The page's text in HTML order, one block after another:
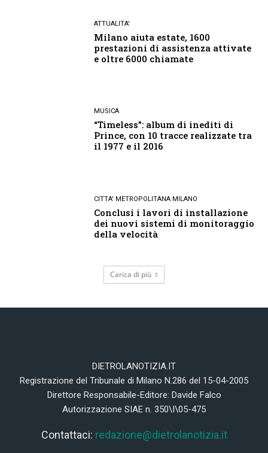
ATTUALITA'
Milano aiuta estate, 1600
prestazioni di assistenza attivate
e oltre 6000 chiamate
MUSICA
“Timeless”: album di inediti di
Prince, con 10 tracce realizzate tra
il 1977 e il 2016
CITTA' METROPOLITANA MILANO
Conclusi i lavori di installazione
dei nuovi sistemi di monitoraggio
della velocità
Carica di più
DIETROLANOTIZIA.IT
Registrazione del Tribunale di Milano N.286 del 15-04-2005
Direttore Responsabile-Editore: Davide Falco
Autorizzazione SIAE n. 350\I\05-475
Contattaci: redazione@dietrolanotizia.it